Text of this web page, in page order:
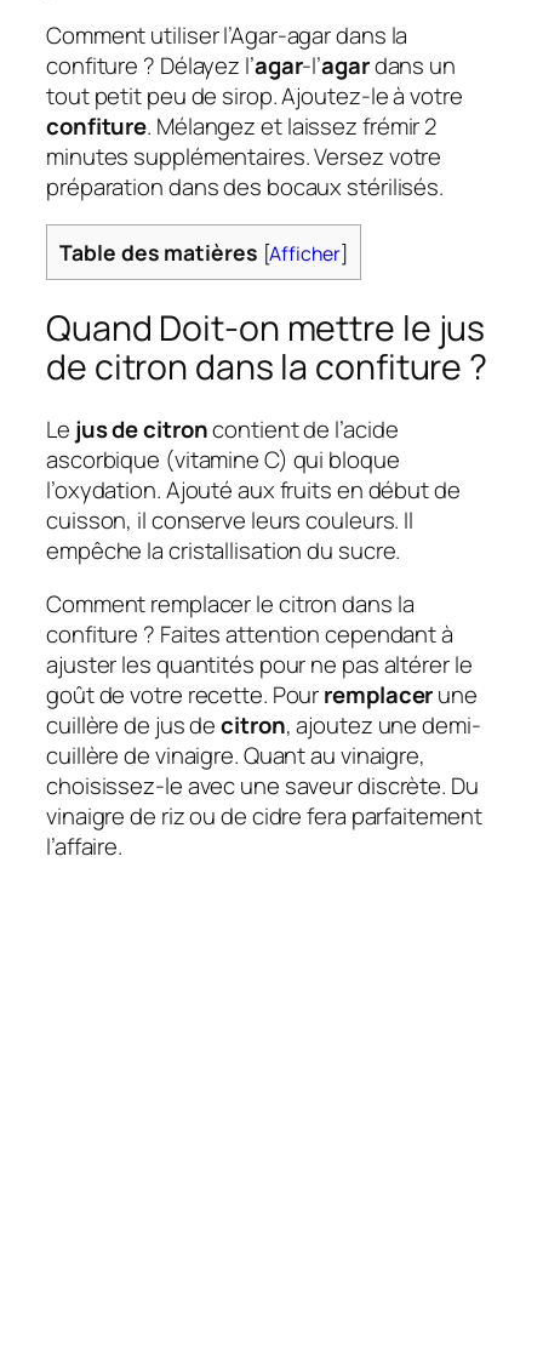
Comment utiliser l’Agar-agar dans la
confiture ? Délayez l’agar-l’agardans un
tout petit peu de sirop. Ajoutez-le à votre
confiture. Mélangez et laissez frémir 2
minutes supplémentaires. Versez votre
préparation dans des bocaux stérilisés.
Table des matières [Afficher]
Quand Doit-on mettre le jus
de citron dans la confiture ?
Le jus de citroncontient de l’acide
ascorbique (vitamine C) qui bloque
l’oxydation. Ajouté aux fruits en début de
cuisson, il conserve leurs couleurs. Il
empêche la cristallisation du sucre.
Comment remplacer le citron dans la
confiture ? Faites attention cependant à
ajuster les quantités pour ne pas altérer le
goût de votre recette. Pourremplacerune
cuillère de jus decitron, ajoutez une demi-
cuillère de vinaigre. Quant au vinaigre,
choisissez-le avec une saveur discrète. Du
vinaigre de riz ou de cidre fera parfaitement
l’affaire.